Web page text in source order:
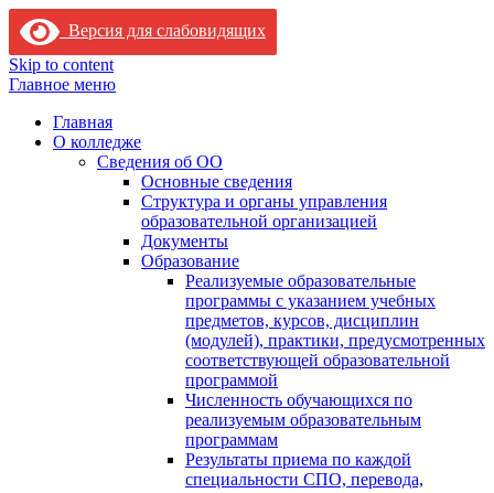
Версия для слабовидящих
Skip to content
Главное меню
Главная
О колледже
Сведения об ОО
Основные сведения
Структура и органы управления
образовательной организацией
Документы
Образование
Реализуемые образовательные
программы с указанием учебных
предметов, курсов, дисциплин
(модулей), практики, предусмотренных
соответствующей образовательной
программой
Численность обучающихся по
реализуемым образовательным
программам
Результаты приема по каждой
специальности СПО, перевода,